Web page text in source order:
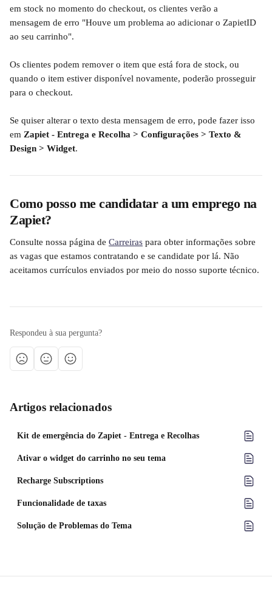
em stock no momento do checkout, os clientes verão a
mensagem de erro "Houve um problema ao adicionar o ZapietID
ao seu carrinho".
Os clientes podem remover o item que está fora de stock, ou
quando o item estiver disponível novamente, poderão prosseguir
para o checkout.
Se quiser alterar o texto desta mensagem de erro, pode fazer isso
em Zapiet - Entrega e Recolha > Configurações > Texto &
Design > Widget.
Como posso me candidatar a um emprego na
Zapiet?
Consulte nossa página de Carreiras para obter informações sobre
as vagas que estamos contratando e se candidate por lá. Não
aceitamos currículos enviados por meio do nosso suporte técnico.
Respondeu à sua pergunta?
Artigos relacionados
Kit de emergência do Zapiet - Entrega e Recolhas
Ativar o widget do carrinho no seu tema
Recharge Subscriptions
Funcionalidade de taxas
Solução de Problemas do Tema